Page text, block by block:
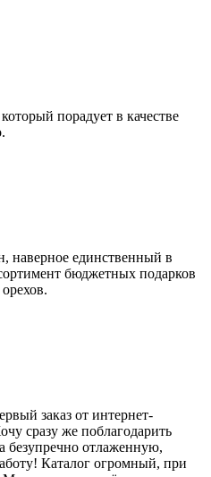
порадует в качестве
наверное единственный в
бюджетных подарков
заказ от интернет-
сразу же поблагодарить
безупречно отлаженную,
Каталог огромный, при